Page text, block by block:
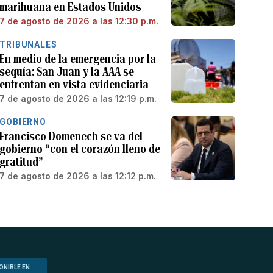
marihuana en Estados Unidos
7 de agosto de 2026 a las 12:30 p.m.
TRIBUNALES
En medio de la emergencia por la
sequía: San Juan y la AAA se
enfrentan en vista evidenciaria
7 de agosto de 2026 a las 12:19 p.m.
GOBIERNO
Francisco Domenech se va del
gobierno “con el corazón lleno de
gratitud”
7 de agosto de 2026 a las 12:12 p.m.
EN